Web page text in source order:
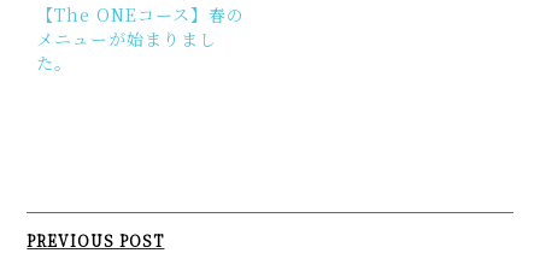
【The ONEコース】春の
メニューが始まりまし
た。
Post
PREVIOUS POST